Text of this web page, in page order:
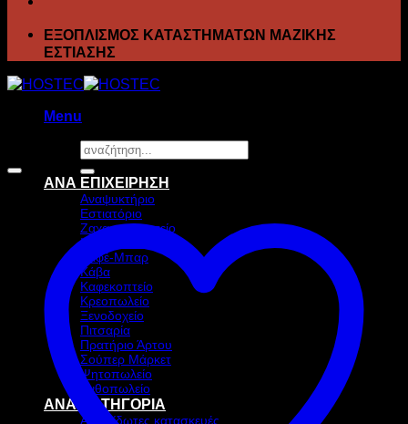
ΕΞΟΠΛΙΣΜΟΣ ΚΑΤΑΣΤΗΜΑΤΩΝ ΜΑΖΙΚΗΣ
ΕΣΤΙΑΣΗΣ
Menu
Αναζήτηση
για:
ΑΝΑ ΕΠΙΧΕΙΡΗΣΗ
Αναψυκτήριο
Εστιατόριο
Ζαχαροπλαστείο
Ιχθυοπωλείο
Καφέ-Μπαρ
Κάβα
Καφεκοπτείο
Κρεοπωλείο
Ξενοδοχείο
Πιτσαρία
Πρατήριο Άρτου
Σούπερ Μάρκετ
Ψητοπωλείο
Ανθοπωλείο
ΑΝΑ ΚΑΤΗΓΟΡΙΑ
Ανοξείδωτες κατασκευές